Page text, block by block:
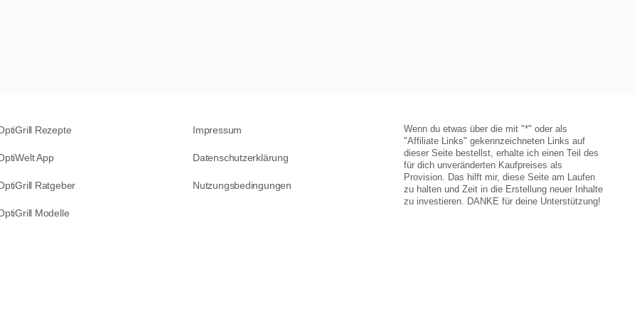
Rezepte
App
Ratgeber
Modelle
Impressum
Datenschutzerklärung
Nutzungsbedingungen
Wenn du etwas über die mit "*" oder als
"Affiliate Links" gekennzeichneten Links auf
dieser Seite bestellst, erhalte ich einen Teil des
für dich unveränderten Kaufpreises als
Provision. Das hilft mir, diese Seite am Laufen
zu halten und Zeit in die Erstellung neuer Inhalte
zu investieren. DANKE für deine Unterstützung!